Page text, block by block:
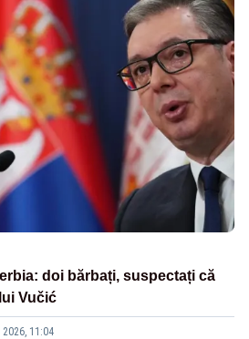
doi bărbați, suspectați că
Vučić
11:04